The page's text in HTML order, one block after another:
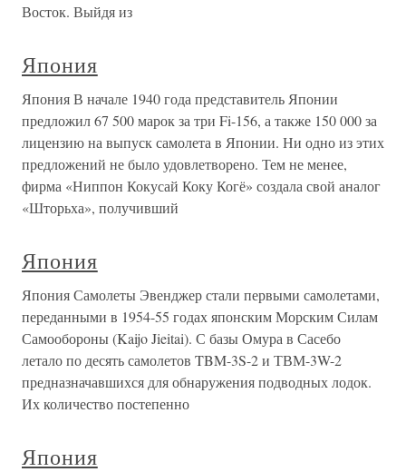
Восток. Выйдя из
Япония
Япония В начале 1940 года представитель Японии
предложил 67 500 марок за три Fi-156, а также 150 000 за
лицензию на выпуск самолета в Японии. Ни одно из этих
предложений не было удовлетворено. Тем не менее,
фирма «Ниппон Кокусай Коку Когё» создала свой аналог
«Шторьха», получивший
Япония
Япония Самолеты Эвенджер стали первыми самолетами,
переданными в 1954-55 годах японским Морским Силам
Самообороны (Kaijo Jieitai). С базы Омура в Сасебо
летало по десять самолетов TBM-3S-2 и ТВМ-3W-2
предназначавшихся для обнаружения подводных лодок.
Их количество постепенно
Япония